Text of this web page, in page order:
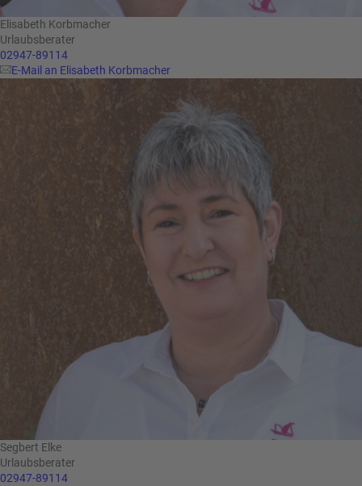
Elisabeth Korbmacher
Urlaubsberater
02947-89114
E-Mail an Elisabeth Korbmacher
Segbert Elke
Urlaubsberater
02947-89114